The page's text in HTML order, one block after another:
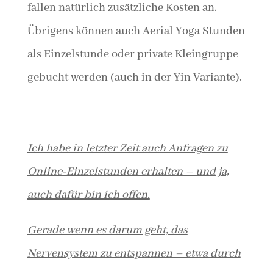
fallen natürlich zusätzliche Kosten an.
Übrigens können auch Aerial Yoga Stunden
als Einzelstunde oder private Kleingruppe
gebucht werden (auch in der Yin Variante).
Ich habe in letzter Zeit auch Anfragen zu
Online-Einzelstunden erhalten – und ja,
auch dafür bin ich offen.
Gerade wenn es darum geht, das
Nervensystem zu entspannen – etwa durch